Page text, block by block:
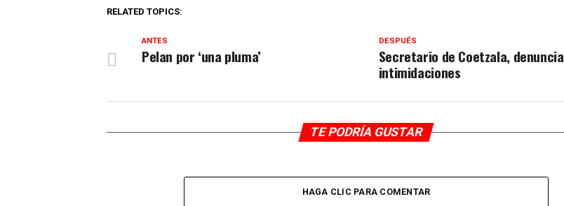
RELATED TOPICS:
DESPUÉS
Secretario de Coetzala, denuncia
intimidaciones
ANTES
Pelan por ‘una pluma’
TE PODRÍA GUSTAR
HAGA CLIC PARA COMENTAR